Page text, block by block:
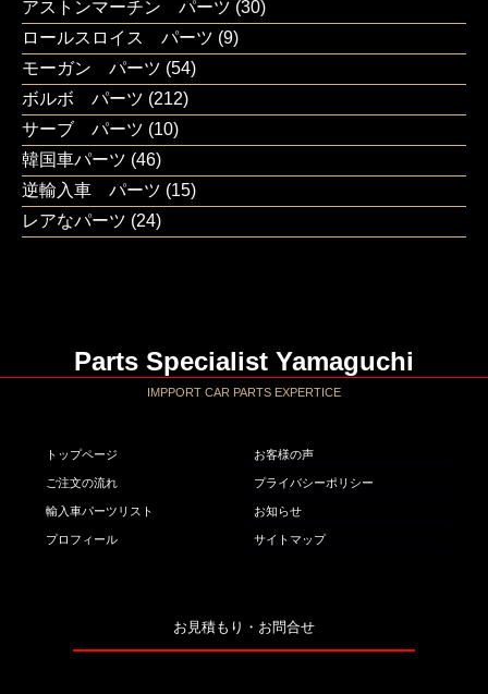
アストンマーチン パーツ (30)
ロールスロイス パーツ (9)
モーガン パーツ (54)
ボルボ パーツ (212)
サーブ パーツ (10)
韓国車パーツ (46)
逆輸入車 パーツ (15)
レアなパーツ (24)
Parts Specialist Yamaguchi
IMPPORT CAR PARTS EXPERTICE
トップページ
ご注文の流れ
輸入車パーツリスト
プロフィール
お客様の声
プライバシーポリシー
お知らせ
サイトマップ
お見積もり・お問合せ